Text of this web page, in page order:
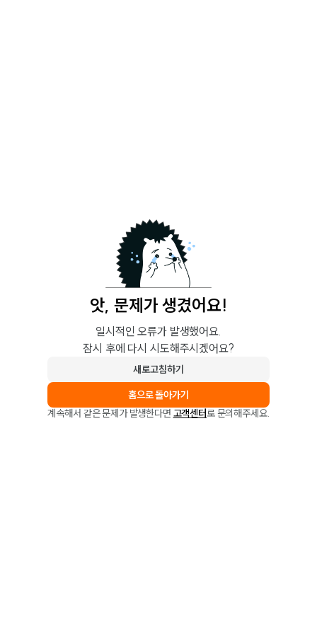
앗, 문제가 생겼어요!
일시적인 오류가 발생했어요.
잠시 후에 다시 시도해주시겠어요?
새로고침하기
홈으로 돌아가기
계속해서 같은 문제가 발생한다면 고객센터로 문의해주세요.